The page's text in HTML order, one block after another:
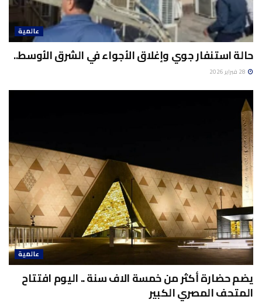
عالمية
حالة استنفار جوي وإغلاق الأجواء في الشرق الأوسط..
عالمية
يضم حضارة أكثر من خمسة الاف سنة .. اليوم افتتاح
المتحف المصري الكبير